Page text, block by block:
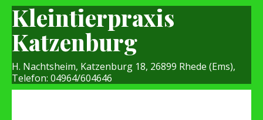
Kleintierpraxis
Katzenburg
H. Nachtsheim, Katzenburg 18, 26899 Rhede (Ems),
Telefon: 04964/604646